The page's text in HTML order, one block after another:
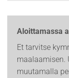
Aloittamassa
Et tarvitse
maalaamisen.
muutamalla